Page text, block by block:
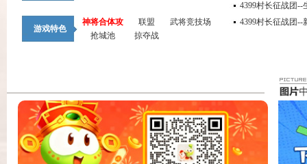
游戏特色
神将合体攻
略
联盟
武将竞技场
抢城池
掠夺战
4399村长征战团--
4399村长征战团--